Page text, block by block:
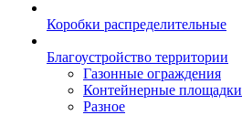
Коробки распределительные
Благоустройство территории
Газонные ограждения
Контейнерные площадки
Разное